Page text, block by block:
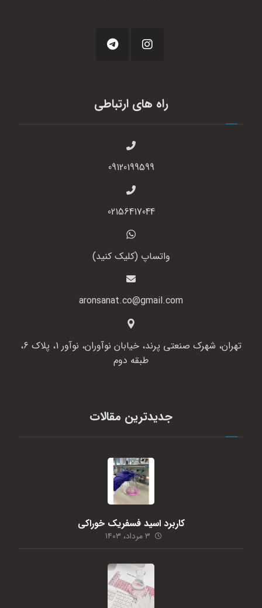
راه های ارتباطی
09120199599
02156417044
واتساپ (کلیک کنید)
aronsanat.co@gmail.com
تهران، شهرک صنعتی پرند، خیابان نوآوران، نوآور 1، پلاک 6،
طبقه دوم
جدیدترین مقالات
کاربرد اسید فسفریک خوراکی
۳ مرداد، ۱۴۰۳